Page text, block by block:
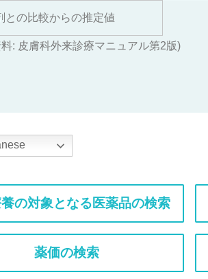
との比較からの推定値
: 皮膚科外来診療マニュアル第2版)
の対象となる医薬品の検索
薬価の検索